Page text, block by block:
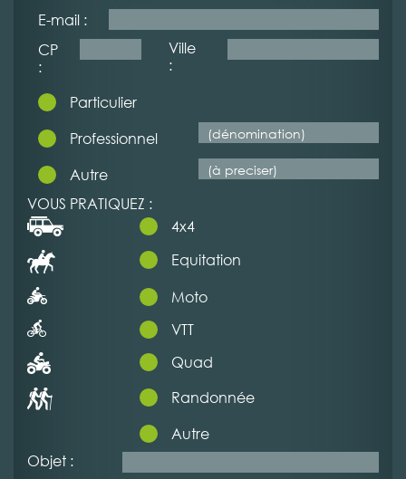
E-mail :
CP
:
Ville
:
Particulier
Professionnel
Autre
VOUS PRATIQUEZ :
4x4
Equitation
Moto
VTT
Quad
Randonnée
Autre
Objet :